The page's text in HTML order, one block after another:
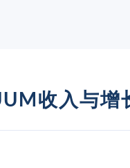
收入与增